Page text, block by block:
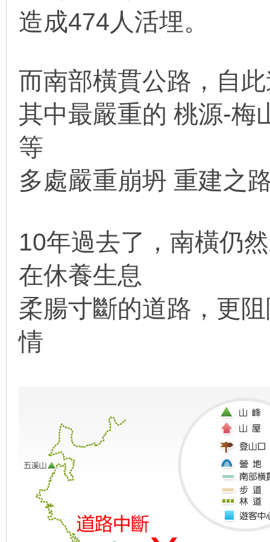
造成474人活埋。
而南部橫貫公路 ， 自
其中最嚴重的 桃源-梅
等
多處嚴重崩坍 重建之
10年過去了，南橫仍
在休養生息
柔腸寸斷的道路，更
情